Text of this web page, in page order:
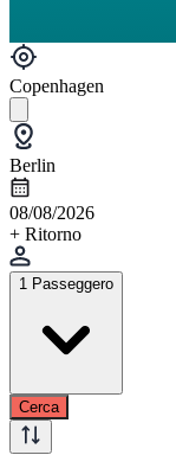
Copenhagen
Berlin
08/08/2026
+ Ritorno
1 Passeggero
Cerca